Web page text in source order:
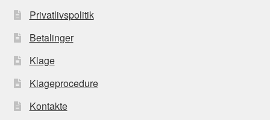
Privatlivspolitik
Betalinger
Klage
Klageprocedure
Kontakte